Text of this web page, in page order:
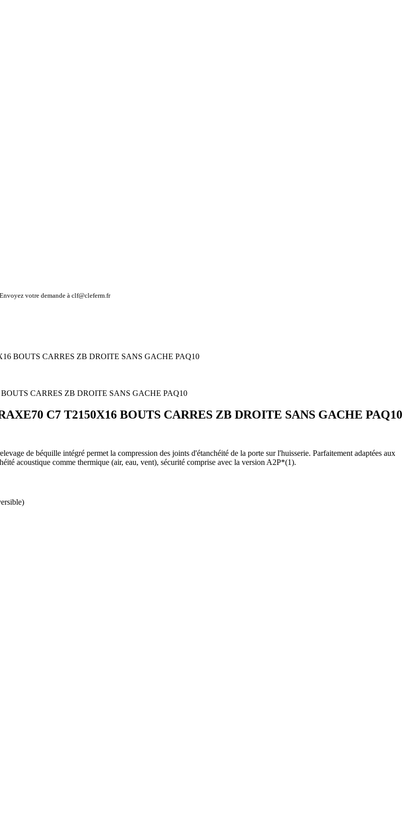
votre demande à clf@cleferm.fr
BOUTS CARRES ZB DROITE SANS GACHE PAQ10
C7 T2150X16 BOUTS CARRES ZB DROITE SANS GACHE PAQ10
de béquille intégré permet la compression des joints d'étanchéité de la porte sur l'huisserie. Parfaitement adaptées aux
acoustique comme thermique (air, eau, vent), sécurité comprise avec la version A2P*(1).